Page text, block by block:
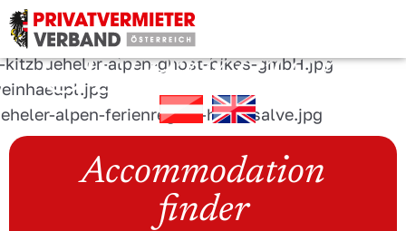
URLAUB IN
Österreich!
Accommodation
finder